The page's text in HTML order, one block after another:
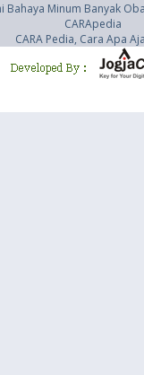
Bahaya Minum Banyak
CARApedia
CARA Pedia, Cara Apa